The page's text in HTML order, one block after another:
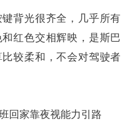
背光很齐全，几乎所有
红色交相辉映，是斯巴
较柔和，不会对驾驶者